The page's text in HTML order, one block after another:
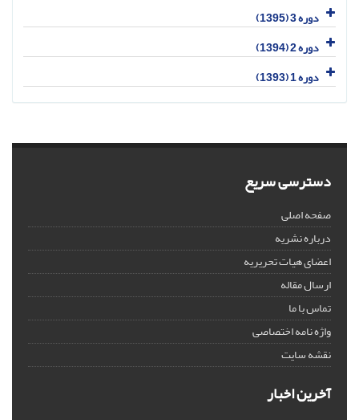
دوره 3 (1395)
دوره 2 (1394)
دوره 1 (1393)
دسترسی سریع
صفحه اصلی
درباره نشریه
اعضای هیات تحریریه
ارسال مقاله
تماس با ما
واژه نامه اختصاصی
نقشه سایت
آخرین اخبار